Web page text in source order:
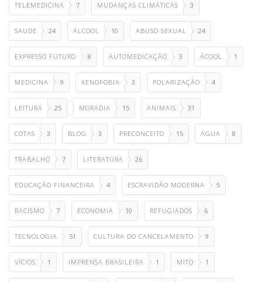
TELEMEDICINA 7 MUDANÇAS CLIMÁTICAS 3
SAUDE 24 ÁLCOOL 10 ABUSO SEXUAL 24
EXPRESSO FUTURO 8 AUTOMEDICAÇÃO 3 ÁCOOL 1
MEDICINA 9 XENOFOBIA 3 POLARIZAÇÃO 4
LEITURA 25 MORADIA 15 ANIMAIS 31
COTAS 3 BLOG 3 PRECONCEITO 15 ÁGUA 8
TRABALHO 7 LITERATURA 26
EDUCAÇÃO FINANCEIRA 4 ESCRAVIDÃO MODERNA 5
RACISMO 7 ECONOMIA 10 REFUGIADOS 6
TECNOLOGIA 51 CULTURA DO CANCELAMENTO 9
VÍCIOS 1 IMPRENSA BRASILEIRA 1 MITO 1